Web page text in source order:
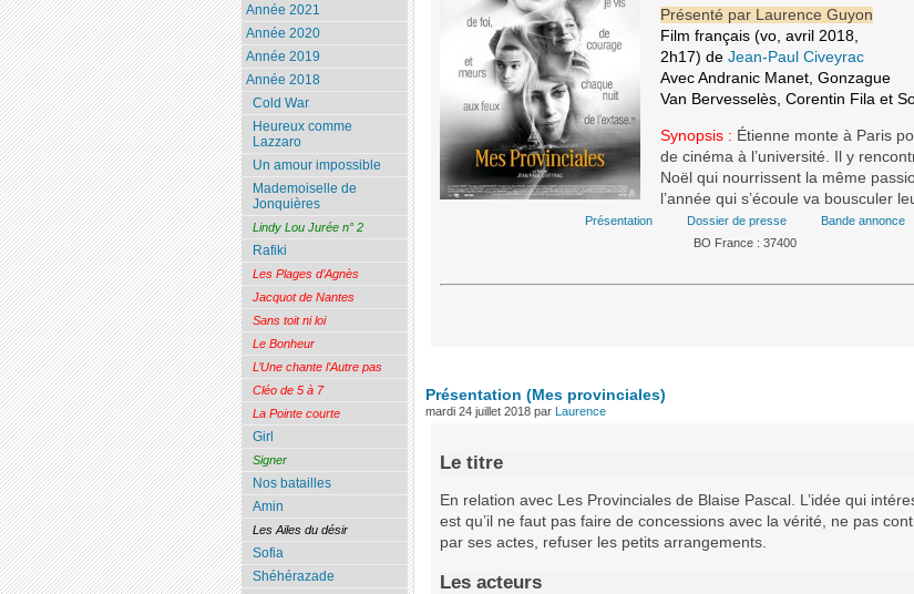
Présenté par Laurence Guyon
Film français (vo, avril 2018,
2h17) de Jean-Paul Civeyrac
Avec Andranic Manet, Gonzague
Van Bervesselès, Corentin Fila et
Synopsis : Étienne monte à Paris
de cinéma à l’université. Il y
Noël qui nourrissent la même
l’année qui s’écoule va bousculer
Présentation Dossier de presse
Bande annonce
BO France : 37400
Présentation (Mes provinciales)
mardi 24 juillet 2018 par Laurence
Le titre
En relation avec Les Provinciales de Blaise Pascal. L’idée qui
est qu’il ne faut pas faire de concessions avec la vérité, ne pas
par ses actes, refuser les petits arrangements.
Les acteurs
Année 2021
Année 2020
Année 2019
Année 2018
Cold War
Heureux comme
Lazzaro
Un amour impossible
Mademoiselle de
Jonquières
Lindy Lou Jurée n° 2
Rafiki
Les Plages d’Agnès
Jacquot de Nantes
Sans toit ni loi
Le Bonheur
L’Une chante l’Autre pas
Cléo de 5 à 7
La Pointe courte
Girl
Signer
Nos batailles
Amin
Les Ailes du désir
Sofia
Shéhérazade